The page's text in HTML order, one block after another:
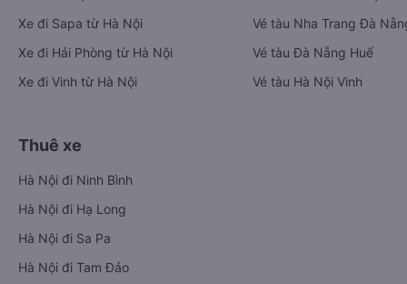
Xe đi Sapa từ Hà Nội
Xe đi Hải Phòng từ Hà Nội
Xe đi Vinh từ Hà Nội
Vé tàu Nha Trang Đà
Vé tàu Đà Nẵng Huế
Vé tàu Hà Nội Vinh
Thuê xe
Hà Nội đi Ninh Bình
Hà Nội đi Hạ Long
Hà Nội đi Sa Pa
Hà Nội đi Tam Đảo